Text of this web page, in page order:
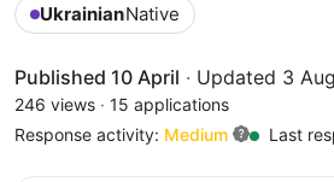
UkrainianNative
Published 10 April · Updated 3
246 views · 15 applications
Response activity: Medium Last